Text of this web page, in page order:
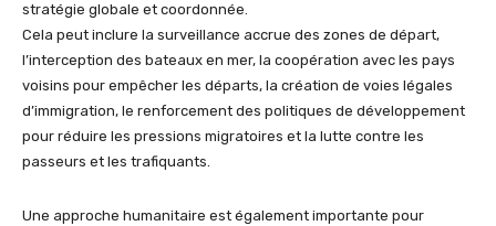
stratégie globale et coordonnée.
Cela peut inclure la surveillance accrue des zones de départ,
l’interception des bateaux en mer, la coopération avec les pays
voisins pour empêcher les départs, la création de voies légales
d’immigration, le renforcement des politiques de développement
pour réduire les pressions migratoires et la lutte contre les
passeurs et les trafiquants.
Une approche humanitaire est également importante pour